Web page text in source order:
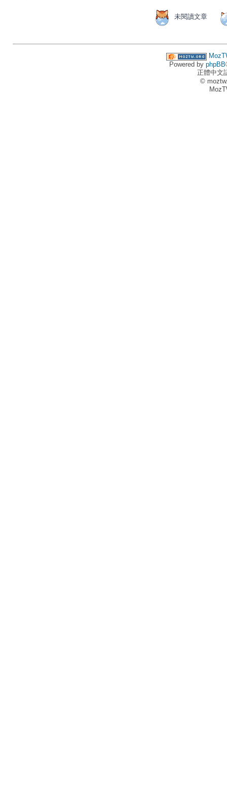
未閱讀文章
Powered by phpBB
正體中文
©